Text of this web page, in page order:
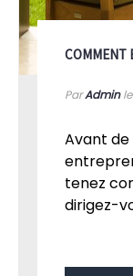
COMMENT
ParAdminle
Avant
tenez
dirigez-